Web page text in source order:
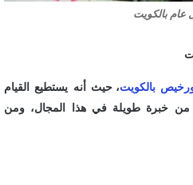
عام بالكويت
بالكويت، حيث أنه يستطيع القيام
من خبرة طويلة في هذا المجال، ومن